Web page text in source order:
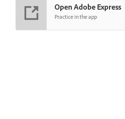
Open Adobe Express
Practice in the app